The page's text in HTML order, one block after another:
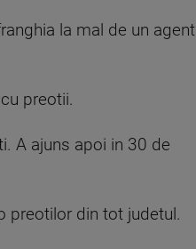
la mal de un agent
preotii.
A ajuns apoi in 30 de
preotilor din tot judetul.